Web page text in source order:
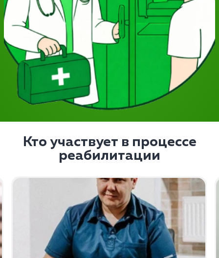
Кто участвует в процессе
реабилитации